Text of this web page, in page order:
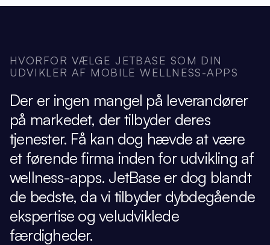
HVORFOR VÆLGE JETBASE SOM DIN
UDVIKLER AF MOBILE WELLNESS-APPS
Der er ingen mangel på leverandører
på markedet, der tilbyder deres
tjenester. Få kan dog hævde at være
et førende firma inden for udvikling af
wellness-apps. JetBase er dog blandt
de bedste, da vi tilbyder dybdegående
ekspertise og veludviklede
færdigheder.